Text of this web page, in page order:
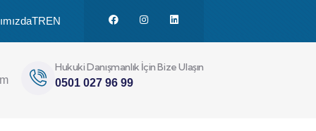
TREN
Hukuki Danışmanlık İçin Bize Ulaşın
0501 027 96 99